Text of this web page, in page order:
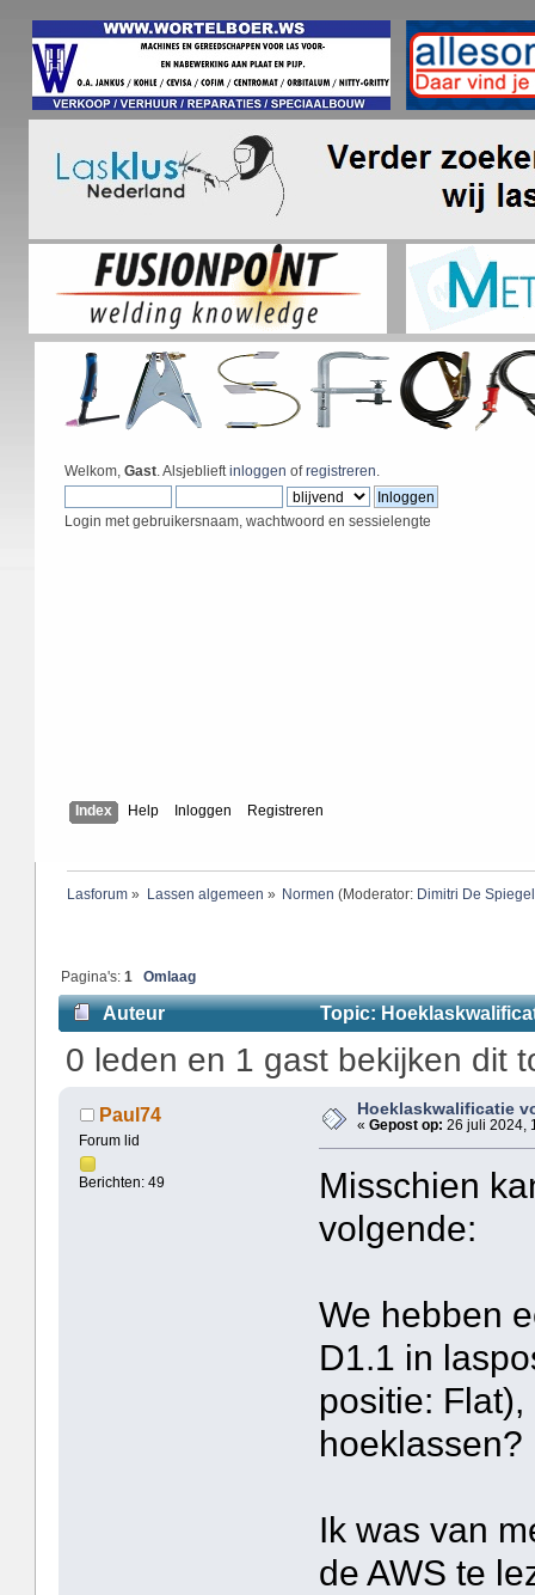
Welkom, Gast. Alsjeblieftinloggen ofregistreren.
Login met gebruikersnaam, wachtwoord en sessielengte
Index Help Inloggen Registreren
Lasforum» Lassen algemeen » Normen (Moderator: Dimitri De
Pagina's:1 Omlaag
Auteur Topic:
0 leden en 1 gast bekijken dit
Paul74
Forum lid
Berichten: 49
Hoeklaskwalificatie
«Gepost op: 26 juli 2024,
Misschien
volgende:
We hebben
D1.1 in
positie:
hoeklassen?
Ik was van
de AWS te